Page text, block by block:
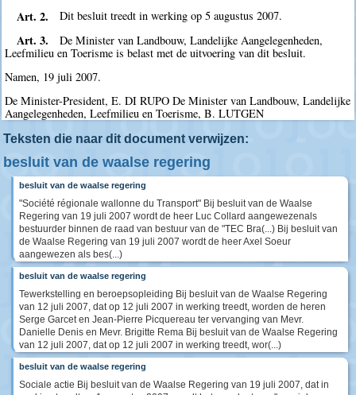
Art. 2. Dit besluit treedt in werking op 5 augustus 2007.
Art. 3.
De Minister van Landbouw, Landelijke Aangelegenheden,
Leefmilieu en Toerisme is belast met de uitvoering van dit besluit.
Namen, 19 juli 2007.
De Minister-President, E. DI RUPO De Minister van Landbouw, Landelijke
Aangelegenheden, Leefmilieu en Toerisme, B. LUTGEN
Teksten die naar dit document verwijzen:
besluit van de waalse regering
besluit van de waalse regering
"Société régionale wallonne du Transport" Bij besluit van de Waalse
Regering van 19 juli 2007 wordt de heer Luc Collard aangewezenals
bestuurder binnen de raad van bestuur van de "TEC Bra(...) Bij besluit van
de Waalse Regering van 19 juli 2007 wordt de heer Axel Soeur
aangewezen als bes(...)
besluit van de waalse regering
Tewerkstelling en beroepsopleiding Bij besluit van de Waalse Regering
van 12 juli 2007, dat op 12 juli 2007 in werking treedt, worden de heren
Serge Garcet en Jean-Pierre Picquereau ter vervanging van Mevr.
Danielle Denis en Mevr. Brigitte Rema Bij besluit van de Waalse Regering
van 12 juli 2007, dat op 12 juli 2007 in werking treedt, wor(...)
besluit van de waalse regering
Sociale actie Bij besluit van de Waalse Regering van 19 juli 2007, dat in